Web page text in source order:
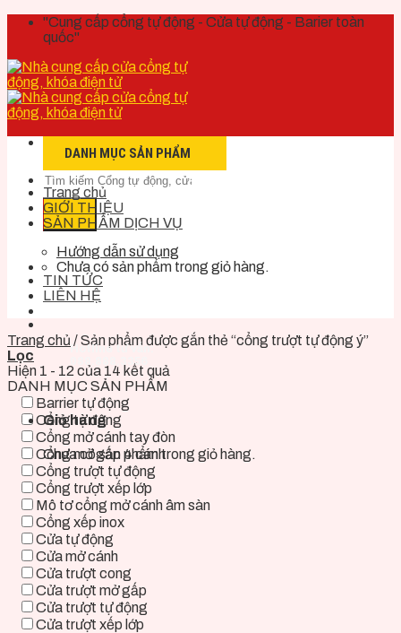
Skip
"Cung cấp cổng tự động - Cửa tự động - Barier toàn
quốc"
Chưa có sản phẩm trong giỏ hàng.
Hotline tư vấn:
088.888.3356
Giỏ hàng
Chưa có sản phẩm trong giỏ hàng.
DANH MỤC SẢN PHẨM
Trang chủ
GIỚI THIỆU
SẢN PHẨM DỊCH VỤ
Hướng dẫn sử dụng
TIN TỨC
LIÊN HỆ
Trang chủ /Sản phẩm được gắn thẻ “cổng trượt tự động ý”
Lọc
Hiện 1 - 12 của 14 kết quả
DANH MỤC SẢN PHẨM
Barrier tự động
Cổng tự động
Cổng mở cánh tay đòn
Cổng mở gấp 4 cánh
Cổng trượt tự động
Cổng trượt xếp lớp
Mô tơ cổng mở cánh âm sàn
Cổng xếp inox
Cửa tự động
Cửa mở cánh
Cửa trượt cong
Cửa trượt mở gấp
Cửa trượt tự động
Cửa trượt xếp lớp